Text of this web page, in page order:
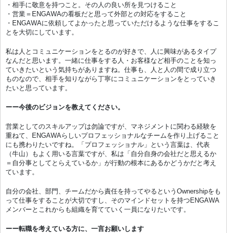
・相手に敬意を持つこと。その人の良い所を見つけること
・営業＝ENGAWAの看板だと思って外部との対応をすること
・ENGAWAに依頼してよかったと思っていただけるような仕事をするこ
とを大切にしています。
私は人とコミュニケーションをとるのが好きで、人に興味があるタイプ
なんだと思います。一緒に仕事をする人・お客様など相手のことを知っ
ていきたいという気持ちがありますね。仕事も、人と人の間で成り立つ
ものなので、相手を知りながら丁寧にコミュニケーションをとっていき
たいと思っています。
ーー今後のビジョンを教えてください。
営業としてのスキルアップは勿論ですが、マネジメントに関わる経験を
重ねて、ENGAWAらしいプロフェッショナルなチームを作り上げること
にも携わりたいですね。「プロフェッショナル」という言葉は、代表
（牛山）もよく用いる言葉ですが、私は「自分自身の会社だと思えるか
＝自分事としてとらえているか」が行動の根本にあるかどうかだと考え
ています。
自分の会社、部門、チームだから責任を持ってやるというOwnershipをも
って仕事をすることが大切ですし、そのマインドセットを持つENGAWA
メンバーとこれからも組織を育てていく一員になりたいです。
ーー転職を考えている方に、一言お願いします